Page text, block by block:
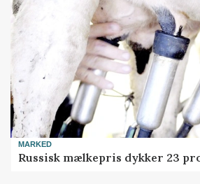
MARKED
Russisk mælkepris dykker 23